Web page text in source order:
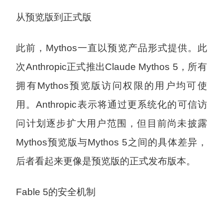
从预览版到正式版
此前，Mythos一直以预览产品形式提供。此
次Anthropic正式推出Claude Mythos 5，所有
拥有Mythos预览版访问权限的用户均可使
用。Anthropic表示将通过更系统化的可信访
问计划逐步扩大用户范围，但目前尚未披露
Mythos预览版与Mythos 5之间的具体差异，
后者看起来更像是预览版的正式发布版本。
Fable 5的安全机制